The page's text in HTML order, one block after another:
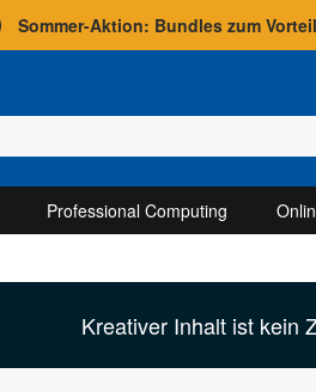
Sommer-Aktion: Bundles zum
Professional Computing
Kreativer Inhalt ist kein